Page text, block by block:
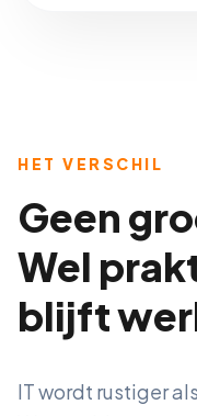
HET VERSCHIL
Geen
Wel
blijft
IT wordt rustiger